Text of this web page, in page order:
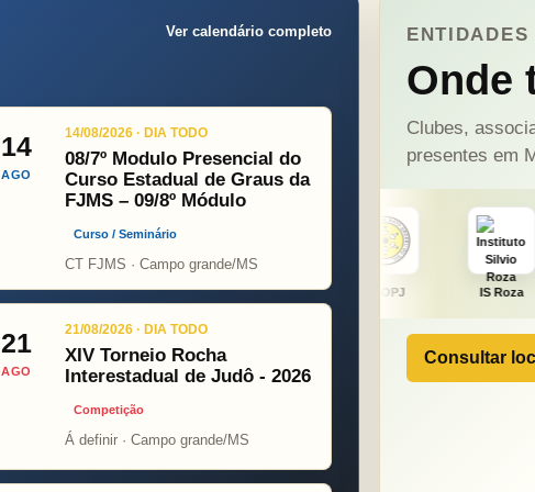
Ver calendário completo
14
AGO
14/08/2026 · DIA TODO
08/7º Modulo Presencial do
Curso Estadual de Graus da
FJMS – 09/8º Módulo
Curso / Seminário
CT FJMS · Campo grande/MS
21
AGO
21/08/2026 · DIA TODO
XIV Torneio Rocha
Interestadual de Judô - 2026
Competição
Á definir · Campo grande/MS
Onde
Clubes,
presentes em
Top Fight ONÇA PINT PSOPJ IS Roza Alicerce
Consultar